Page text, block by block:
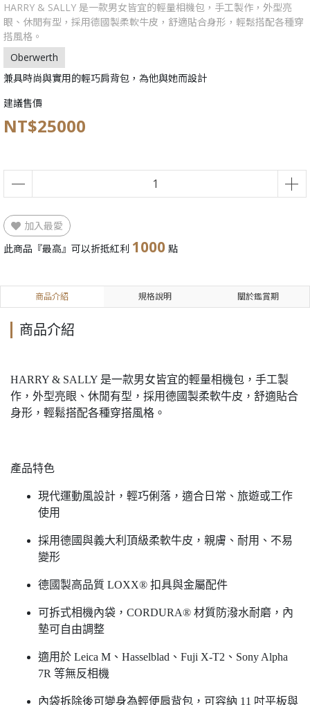
HARRY & SALLY 是一款男女皆宜的輕量相機包，手工製作，外型亮
眼、休閒有型，採用德國製柔軟牛皮，舒適貼合身形，輕鬆搭配各種穿
搭風格。
Oberwerth
兼具時尚與實用的輕巧肩背包，為他與她而設計
建議售價
NT$25000
加入最愛
此商品『最高』可以折抵紅利 1000 點
商品介紹 規格說明 關於鑑賞期
商品介紹
HARRY & SALLY 是一款男女皆宜的輕量相機包，手工製
作，外型亮眼、休閒有型，採用德國製柔軟牛皮，舒適貼合
身形，輕鬆搭配各種穿搭風格。
產品特色
現代運動風設計，輕巧俐落，適合日常、旅遊或工作
使用
採用德國與義大利頂級柔軟牛皮，親膚、耐用、不易
變形
德國製高品質 LOXX® 扣具與金屬配件
可拆式相機內袋，CORDURA® 材質防潑水耐磨，內
墊可自由調整
適用於 Leica M、Hasselblad、Fuji X-T2、Sony Alpha
7R 等無反相機
內袋拆除後可變身為輕便肩背包，可容納 11 吋平板與